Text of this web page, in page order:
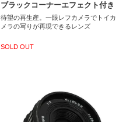
ブラックコーナーエフェクト付き
待望の再生産。一眼レフカメラでトイカ
メラの写りが再現できるレンズ
SOLD OUT